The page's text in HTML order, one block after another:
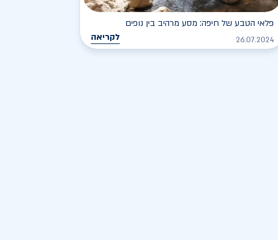
פלאי הטבע של חיפה: מסע מרהיב בין נופים
26.07.2024 לקריאה